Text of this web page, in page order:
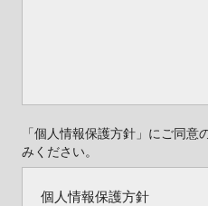
「個人情報保護方針」にご同
みください。
個人情報保護方針